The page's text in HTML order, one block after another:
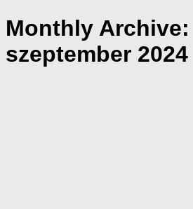
Monthly Archive:
szeptember 2024